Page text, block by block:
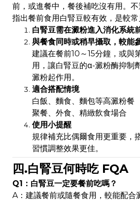
前，或進餐中，餐後補吃沒有用。
指出餐前食用白腎豆較有效，是較常
白腎豆需在澱粉進入消化系統
與餐食同時或稍早攝取，較能
建議在餐前10～15分鐘，或與
用，讓白腎豆的α-澱粉酶抑制
澱粉起作用。
適合搭配情境
白飯、麵食、麵包等高澱粉餐
聚餐、外食、精緻飲食場合
使用小提醒
規律補充比偶爾食用更重要，
習慣調整效果更佳。
四.白腎豆何時吃 FQA
Q1：白腎豆一定要餐前吃嗎？
A：建議餐前或隨餐食用，較能配合